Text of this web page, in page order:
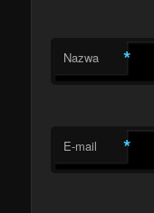
Nazwa *
E-mail *